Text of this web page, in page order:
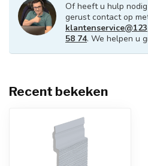
Of heeft u hulp
gerust contact op
58 74. We helpen u
Recent bekeken